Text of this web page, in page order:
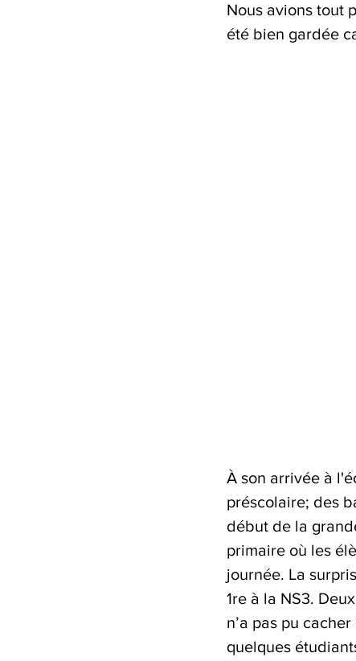
Nous avions tout
été bien gardée
À son arrivée à
préscolaire; des
début de la
primaire où les
journée. La
1re à la NS3.
n’a pas pu
quelques